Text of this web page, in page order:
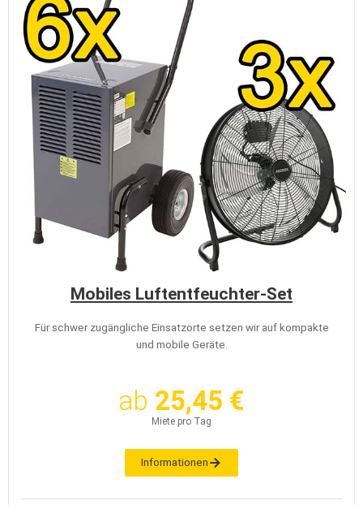
Mobiles Luftentfeuchter-Set
Für schwer zugängliche Einsatzorte setzen wir auf kompakte
und mobile Geräte.
ab 25,45 €
Miete pro Tag
Informationen